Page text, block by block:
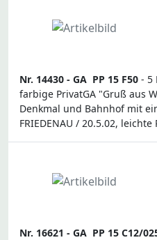
Nr. 14430 - GA PP 15 F50 - 5
farbige PrivatGA "Gruß aus
Denkmal und Bahnhof mit
FRIEDENAU / 20.5.02,
Nr. 16621 - GA PP 15 C12/